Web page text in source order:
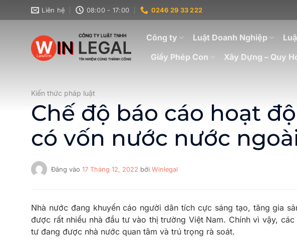
qua
Liên hệ 08:00 - 17:00 0246 29 33 222
Công ty Luật Doanh Nghiệp
Giấy Phép Con
Xây Dựng – Quy
Kiến thức pháp luật
Chế độ báo cáo hoạt
có vốn nước nước
Đăng vào 17 Tháng 12, 2022 bởi Winlegal
Nhà nước đang khuyến cáo người dân tích cực sáng tạo, tăng gia
được rất nhiều nhà đầu tư vào thị trường Việt Nam. Chính vì vậy,
tư đang được nhà nước quan tâm và trú trọng rà soát.